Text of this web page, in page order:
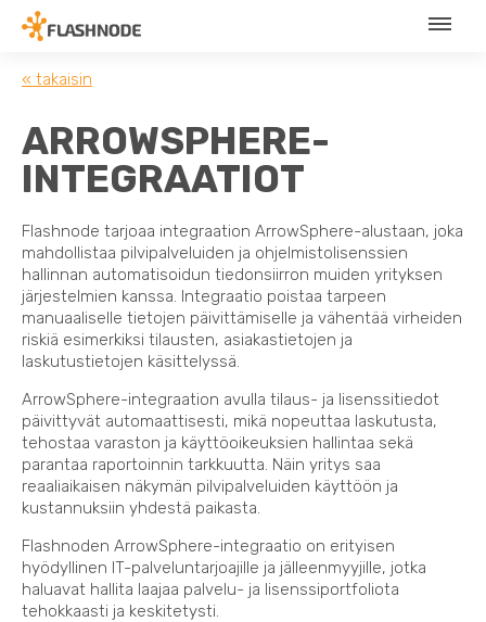
« takaisin
ARROWSPHERE-
INTEGRAATIOT
Flashnode tarjoaa integraation ArrowSphere-alustaan, joka
mahdollistaa pilvipalveluiden ja ohjelmistolisenssien
hallinnan automatisoidun tiedonsiirron muiden yrityksen
järjestelmien kanssa. Integraatio poistaa tarpeen
manuaaliselle tietojen päivittämiselle ja vähentää virheiden
riskiä esimerkiksi tilausten, asiakastietojen ja
laskutustietojen käsittelyssä.
ArrowSphere-integraation avulla tilaus- ja lisenssitiedot
päivittyvät automaattisesti, mikä nopeuttaa laskutusta,
tehostaa varaston ja käyttöoikeuksien hallintaa sekä
parantaa raportoinnin tarkkuutta. Näin yritys saa
reaaliaikaisen näkymän pilvipalveluiden käyttöön ja
kustannuksiin yhdestä paikasta.
Flashnoden ArrowSphere-integraatio on erityisen
hyödyllinen IT-palveluntarjoajille ja jälleenmyyjille, jotka
haluavat hallita laajaa palvelu- ja lisenssiportfoliota
tehokkaasti ja keskitetysti.